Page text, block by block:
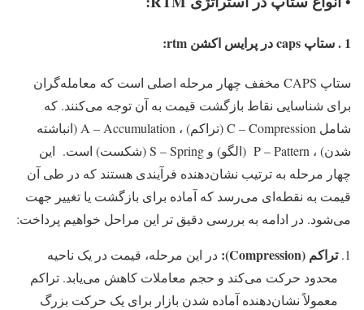
1 . ستاپ caps در پرایس اکشن rtm:
ستاپ CAPS مخفف چهار مرحله اصلی است که معامله‌گران
برای شناسایی نقاط بازگشت قیمت به آن توجه می‌کنند. که
شامل C – Compression (تراکم) ، A – Accumulation (انباشته
شدن) ، P – Pattern (الگو) و S – Spring (شکست) است. این
چهار مرحله به ترتیب نشان‌دهنده فرآیندی هستند که در طی آن
قیمت به نقطه‌ای می‌رسد که آماده برای بازگشت یا تغییر جهت
می‌شود. در ادامه به بررسی دقیق تر این مراحل خواهیم پرداخت:
تراکم (
Compression
): در این مرحله، قیمت در یک ناحیه
محدود حرکت می‌کند و حجم معاملات کاهش می‌یابد. تراکم
معمولاً نشان‌دهنده آماده شدن بازار برای یک حرکت بزرگ